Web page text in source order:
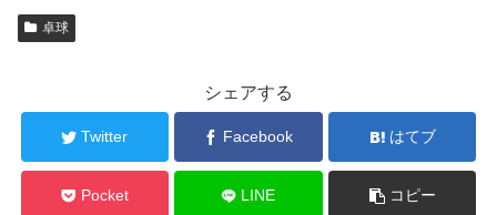
卓球
シェアする
Twitter Facebook はてブ
Pocket LINE コピー